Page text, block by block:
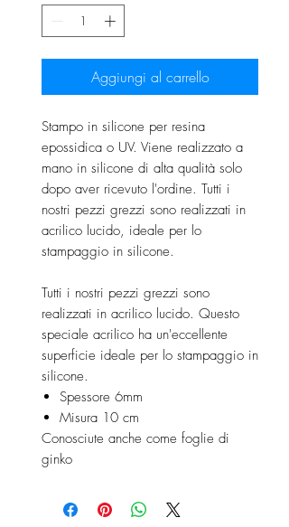
Aggiungi al carrello
Stampo in silicone per resina
epossidica o UV. Viene realizzato a
mano in silicone di alta qualità solo
dopo aver ricevuto l'ordine. Tutti i
nostri pezzi grezzi sono realizzati in
acrilico lucido, ideale per lo
stampaggio in silicone.
Tutti i nostri pezzi grezzi sono
realizzati in acrilico lucido. Questo
speciale acrilico ha un'eccellente
superficie ideale per lo stampaggio in
silicone.
Spessore 6mm
Misura 10 cm
Conosciute anche come foglie di
ginko